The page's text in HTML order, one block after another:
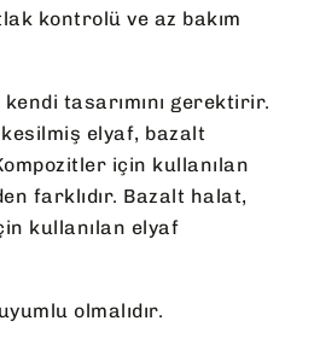
kontrolü ve az bakım
tasarımını gerektirir.
elyaf, bazalt
için kullanılan
farklıdır. Bazalt halat,
kullanılan elyaf
olmalıdır.